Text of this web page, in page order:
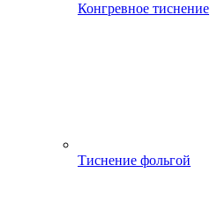
Конгревное тиснение
Тиснение фольгой